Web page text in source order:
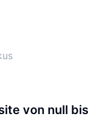
von null bis